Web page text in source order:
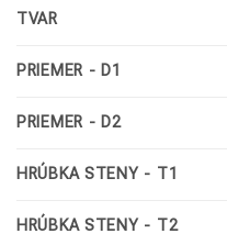
TVAR
PRIEMER - D1
PRIEMER - D2
HRÚBKA STENY - T1
HRÚBKA STENY - T2